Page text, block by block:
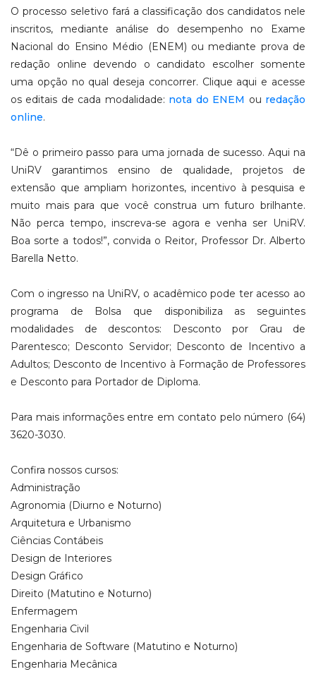
O processo seletivo fará a classificação dos candidatos nele
inscritos, mediante análise do desempenho no Exame
Nacional do Ensino Médio (ENEM) ou mediante prova de
redação online devendo o candidato escolher somente
uma opção no qual deseja concorrer. Clique aqui e acesse
os editais de cada modalidade: nota do ENEM ou redação
online.
“Dê o primeiro passo para uma jornada de sucesso. Aqui na
UniRV garantimos ensino de qualidade, projetos de
extensão que ampliam horizontes, incentivo à pesquisa e
muito mais para que você construa um futuro brilhante.
Não perca tempo, inscreva-se agora e venha ser UniRV.
Boa sorte a todos!”, convida o Reitor, Professor Dr. Alberto
Barella Netto.
Com o ingresso na UniRV, o acadêmico pode ter acesso ao
programa de Bolsa que disponibiliza as seguintes
modalidades de descontos: Desconto por Grau de
Parentesco; Desconto Servidor; Desconto de Incentivo a
Adultos; Desconto de Incentivo à Formação de Professores
e Desconto para Portador de Diploma.
Para mais informações entre em contato pelo número (64)
3620-3030.
Confira nossos cursos:
Administração
Agronomia (Diurno e Noturno)
Arquitetura e Urbanismo
Ciências Contábeis
Design de Interiores
Design Gráfico
Direito (Matutino e Noturno)
Enfermagem
Engenharia Civil
Engenharia de Software (Matutino e Noturno)
Engenharia Mecânica